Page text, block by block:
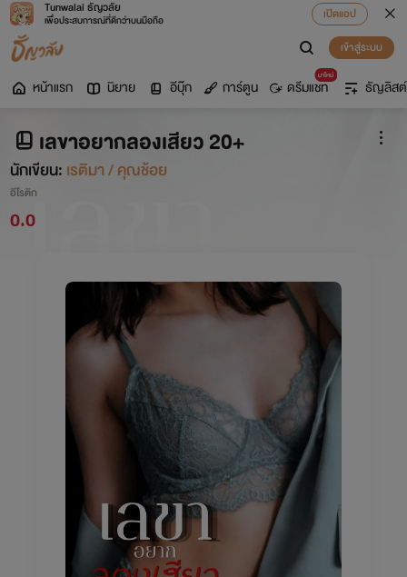
Tunwalai ธัญวลัย
เพื่อประสบการณ์ที่ดีกว่าบนมือถือ
เปิดแอป
เข้าสู่ระบบ
หน้าแรก นิยาย อีบุ๊ก การ์ตูน
มาใหม่
ดรีมแชท ธัญลิสต์
เลขาอยากลองเสียว 20+
นักเขียน: เรติมา / คุณช้อย
อีโรติก
0.0